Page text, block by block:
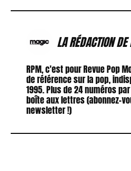
LA RÉDACTION
RPM, c'est pour Revue Pop
de référence sur la pop,
1995. Plus de 24 numéros
boîte aux lettres (abonnez-
newsletter !)